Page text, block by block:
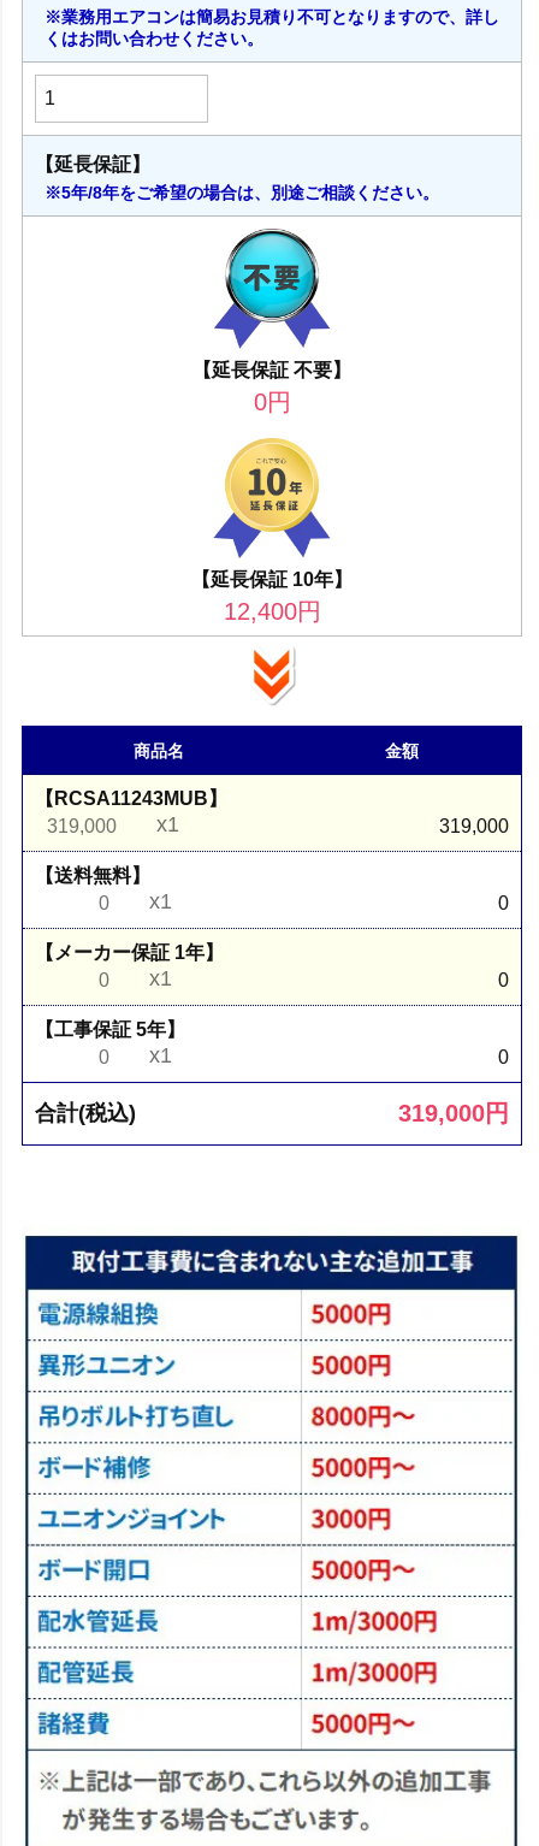
※業務用エアコンは簡易お見積り不可となりますので、詳し
くはお問い合わせください。
【延長保証】
※5年/8年をご希望の場合は、別途ご相談ください。
【延長保証 不要】
0円
【延長保証 10年】
12,400円
商品名 金額
【RCSA11243MUB】
319,000
x1 319,000
【送料無料】
0
x1 0
【メーカー保証 1年】
0
x1 0
【工事保証 5年】
0
x1 0
合計(税込) 319,000円